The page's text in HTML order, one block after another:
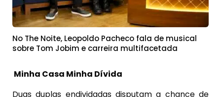
No The Noite, Leopoldo Pacheco fala de musical
sobre Tom Jobim e carreira multifacetada
Minha Casa Minha Dívida
Duas duplas endividadas disputam a chance de